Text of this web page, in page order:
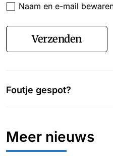
Naam en e-mail
Verzenden
Foutje gespot?
Meer nieuws